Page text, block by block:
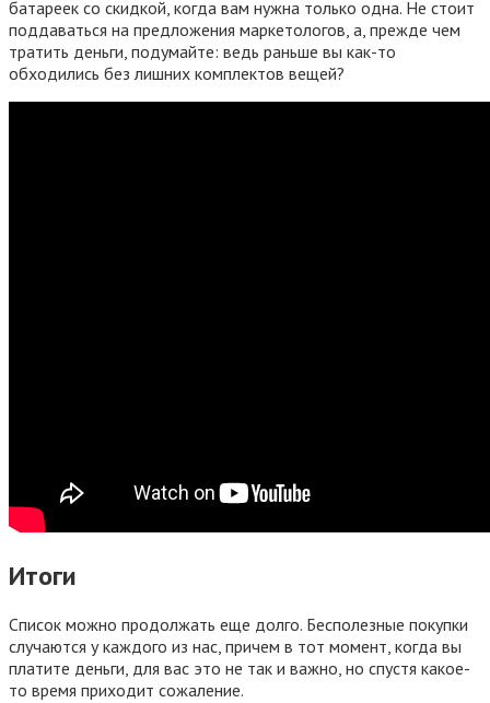
батареек со скидкой, когда вам нужна только одна. Не стоит
поддаваться на предложения маркетологов, а, прежде чем
тратить деньги, подумайте: ведь раньше вы как-то
обходились без лишних комплектов вещей?
Итоги
Список можно продолжать еще долго. Бесполезные покупки
случаются у каждого из нас, причем в тот момент, когда вы
платите деньги, для вас это не так и важно, но спустя какое-
то время приходит сожаление.